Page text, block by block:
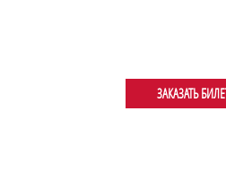
ЗАКАЗАТЬ